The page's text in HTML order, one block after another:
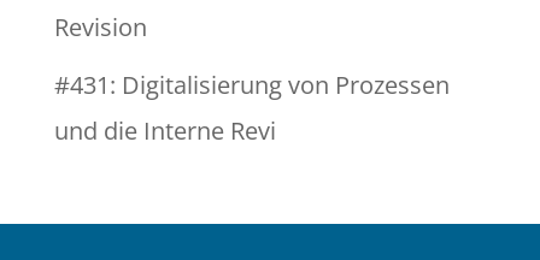
Revision
#431: Digitalisierung von Prozessen
und die Interne Revi